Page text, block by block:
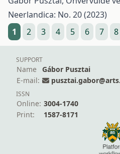
Neerlandica: No. 20 (2023)
1
2 3 4 5 6 7 8
SUPPORT
Name
Gábor Pusztai
E-mail:
ISSN
Online: 3004-1740
Print:
1587-8171